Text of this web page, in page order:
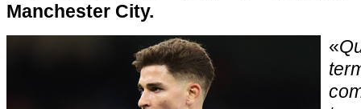
Manchester City.
«